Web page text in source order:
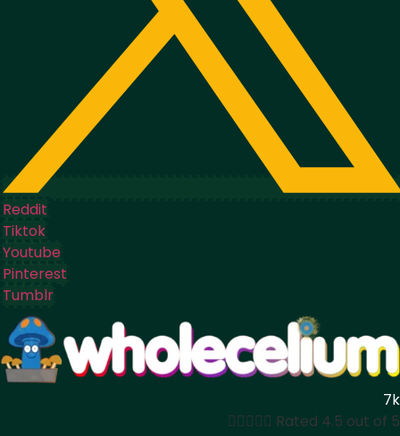
Reddit
Tiktok
Youtube
Pinterest
Tumblr
7k
 Rated 4.5 out of 5